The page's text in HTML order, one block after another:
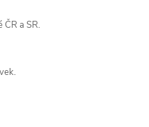
a SR.